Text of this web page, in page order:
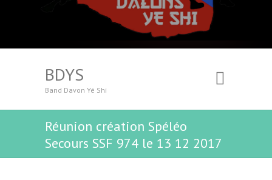
BDYS
Band Davon Yé Shi
Réunion création Spéléo
Secours SSF 974 le 13 12 2017